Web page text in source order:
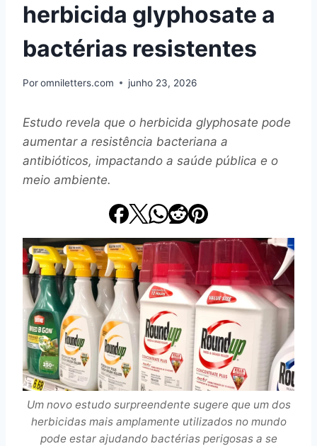
herbicida glyphosate a
bactérias resistentes
Poromniletters.com junho 23, 2026
Estudo revela que o herbicida glyphosate pode
aumentar a resistência bacteriana a
antibióticos, impactando a saúde pública e o
meio ambiente.
Um novo estudo surpreendente sugere que um dos
herbicidas mais amplamente utilizados no mundo
pode estar ajudando bactérias perigosas a se